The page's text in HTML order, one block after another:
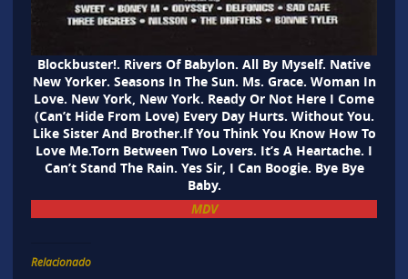
Blockbuster!. Rivers Of Babylon. All By Myself. Native
New Yorker. Seasons In The Sun. Ms. Grace. Woman In
Love. New York, New York. Ready Or Not Here I Come
(Can’t Hide From Love) Every Day Hurts. Without You.
Like Sister And Brother.If You Think You Know How To
Love Me.Torn Between Two Lovers. It’s A Heartache. I
Can’t Stand The Rain. Yes Sir, I Can Boogie. Bye Bye
Baby.
MDV
Relacionado